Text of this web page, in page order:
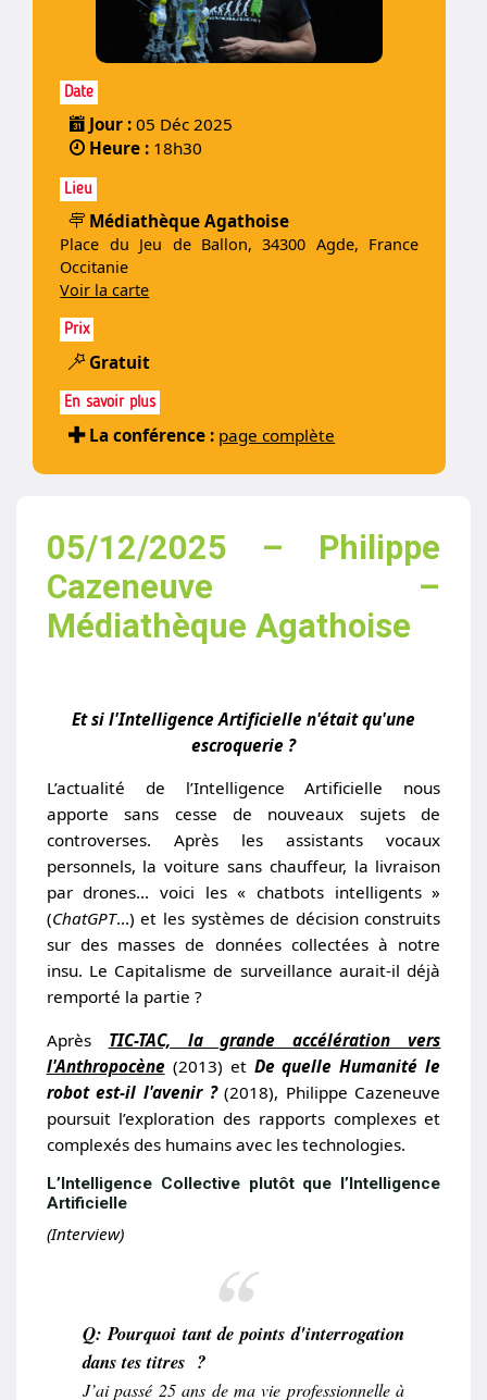
Date
Jour :05 Déc 2025
Heure : 18h30
Lieu
Médiathèque Agathoise
Place du Jeu de Ballon, 34300 Agde, France
Occitanie
Voir la carte
Prix
Gratuit
En savoir plus
La conférence : page complète
05/12/2025 – Philippe
Cazeneuve –
Médiathèque Agathoise
Et si l'Intelligence Artificielle n'était qu'une
escroquerie ?
L’actualité de l’Intelligence Artificielle nous
apporte sans cesse de nouveaux sujets de
controverses. Après les assistants vocaux
personnels, la voiture sans chauffeur, la livraison
par drones… voici les « chatbots intelligents »
(ChatGPT…) et les systèmes de décision construits
sur des masses de données collectées à notre
insu. Le Capitalisme de surveillance aurait-il déjà
remporté la partie ?
Après TIC-TAC, la grande accélération vers
l'Anthropocène(2013) et De quelle Humanité le
robot est-il l'avenir ?(2018), Philippe Cazeneuve
poursuit l’exploration des rapports complexes et
complexés des humains avec les technologies.
L’Intelligence Collective plutôt que l’Intelligence
Artificielle
(Interview)
Q: Pourquoi tant de points d'interrogation
dans tes titres ?
J’ai passé 25 ans de ma vie professionnelle à